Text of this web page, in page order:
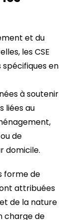
et du
les CSE
en
à soutenir
liées au
de
domicile.
forme de
attribuées
de la nature
charge de